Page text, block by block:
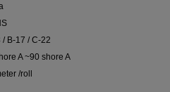
/ B-17 / C-22
A ~90 shore A
/roll